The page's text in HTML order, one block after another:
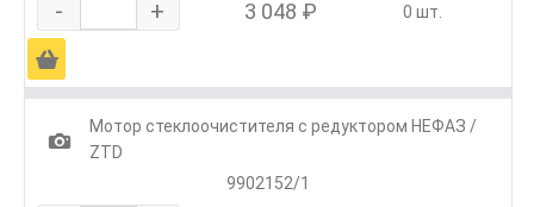
- + 3 048 ₽ 0 шт.
Ä
1
Мотор стеклоочистителя с редуктором НЕФАЗ /
ZTD
9902152/1